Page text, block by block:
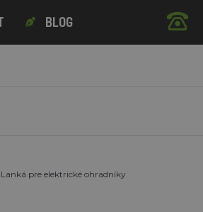
BLOG
Lanká pre elektrické ohradníky